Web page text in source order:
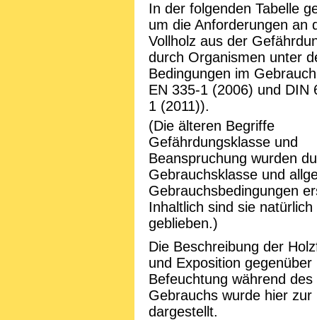
In der folgenden Tabelle
um die Anforderungen an
Vollholz aus der
durch Organismen unter
Bedingungen im
EN 335-1 (2006) und DIN
1 (2011)).
(Die älteren Begriffe
Gefährdungsklasse und
Beanspruchung wurden
Gebrauchsklasse und
Gebrauchsbedingungen
Inhaltlich sind sie natürlich
geblieben.)
Die Beschreibung der
und Exposition gegenüber
Befeuchtung während des
Gebrauchs wurde hier
dargestellt.